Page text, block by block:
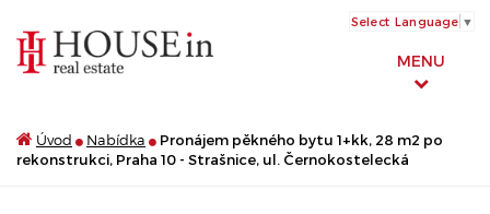
MENU
Select Language ▼
Úvod Nabídka
Pronájem pěkného bytu 1+kk, 28 m2 po
rekonstrukci, Praha 10 - Strašnice, ul. Černokostelecká